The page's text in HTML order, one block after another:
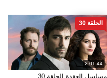
2:01:44
الحلقة 30
مسلسل العقدة الحلقة 30